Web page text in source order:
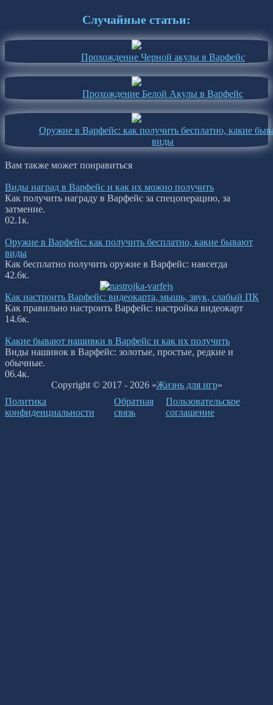
Случайные статьи:
Прохождение Черной акулы в Варфейс
Прохождение Белой Акулы в Варфейс
Оружие в Варфейс: как получить бесплатно, какие
виды
Вам также может понравиться
Виды наград в Варфейс и как их можно получить
Как получить награду в Варфейс за спецоперацию, за
затмение.
02.1к.
Оружие в Варфейс: как получить бесплатно, какие бывают
виды
Как бесплатно получить оружие в Варфейс: навсегда
42.6к.
Как настроить Варфейс: видеокарта, мышь, звук, слабый ПК
Как правильно настроить Варфейс: настройка видеокарт
14.6к.
Какие бывают нашивки в Варфейс и как их получить
Виды нашивок в Варфейс: золотые, простые, редкие и
обычные.
06.4к.
Copyright © 2017 - 2026 «Жизнь для игр»
Политика
конфиденциальности
Обратная
связь
Пользовательское
соглашение